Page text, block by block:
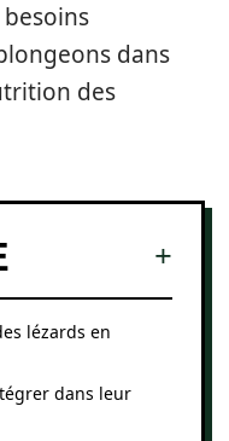
dans
des
lézards en
dans leur